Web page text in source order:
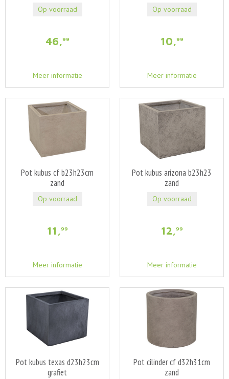
46,99
Meer informatie
Op voorraad
10,99
Meer informatie
Op voorraad
Pot kubus cf b23h23cm
zand
11 ,99
Meer informatie
Op voorraad
Pot kubus arizona b23h23
zand
12,99
Meer informatie
Op voorraad
Pot kubus texas d23h23cm
grafiet
Pot cilinder cf d32h31cm
zand